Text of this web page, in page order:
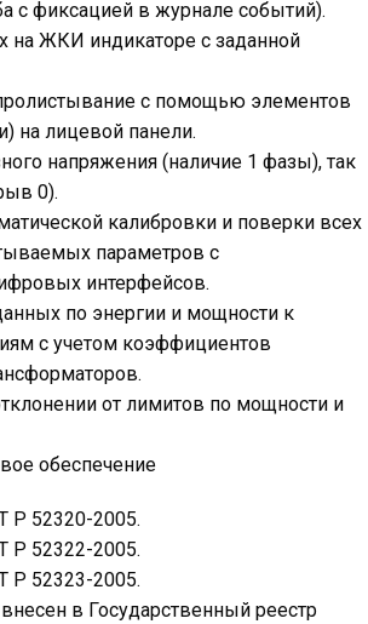
с фиксацией в журнале событий).
на ЖКИ индикаторе с заданной
с помощью элементов
на лицевой панели.
напряжения (наличие 1 фазы), так
0).
калибровки и поверки всех
параметров с
интерфейсов.
по энергии и мощности к
с учетом коэффициентов
от лимитов по мощности и
обеспечение
Р 52320-2005.
Р 52322-2005.
Р 52323-2005.
в Государственный реестр